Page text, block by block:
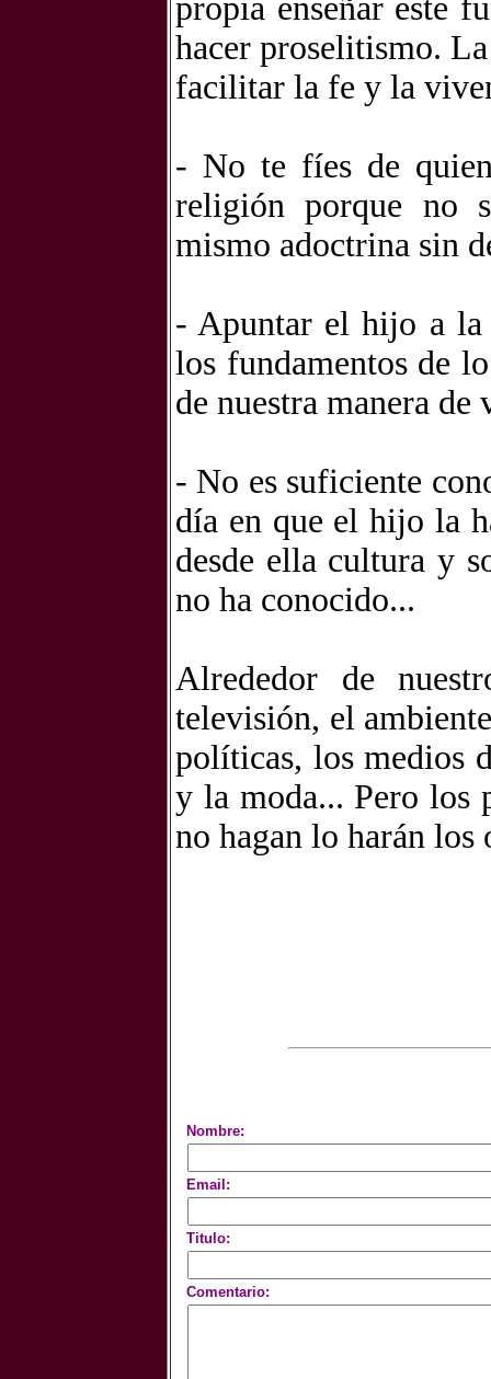
propia enseñar este
hacer proselitismo.
facilitar la fe y la
- No te fíes de
religión porque no
mismo adoctrina sin
- Apuntar el hijo a la
los fundamentos de
de nuestra manera de
- No es suficiente
día en que el hijo la
desde ella cultura y
no ha conocido...
Alrededor de
televisión, el
políticas, los medios
y la moda... Pero los
no hagan lo harán los
Nombre:
Email:
Titulo:
Comentario: